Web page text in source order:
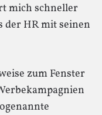
mich schneller
der HR mit seinen
zum Fenster